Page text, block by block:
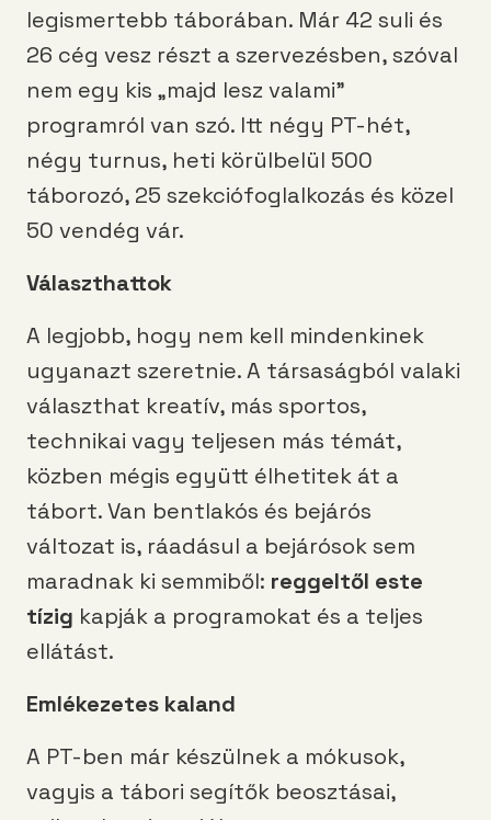
legismertebb táborában. Már 42 suli és
26 cég vesz részt a szervezésben, szóval
nem egy kis „majd lesz valami”
programról van szó. Itt négy PT-hét,
négy turnus, heti körülbelül 500
táborozó, 25 szekciófoglalkozás és közel
50 vendég vár.
Választhattok
A legjobb, hogy nem kell mindenkinek
ugyanazt szeretnie. A társaságból valaki
választhat kreatív, más sportos,
technikai vagy teljesen más témát,
közben mégis együtt élhetitek át a
tábort. Van bentlakós és bejárós
változat is, ráadásul a bejárósok sem
maradnak ki semmiből: reggeltől este
tízig kapják a programokat és a teljes
ellátást.
Emlékezetes kaland
A PT-ben már készülnek a mókusok,
vagyis a tábori segítők beosztásai,